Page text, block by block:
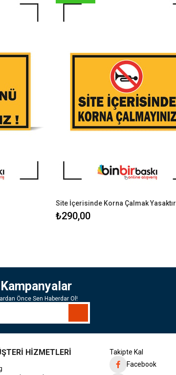
Site İçerisinde Korna Çalmak Yasaktır
₺290,00
Önce Sen Haberdar Ol!
HİZMETLERİ
Takipte Kal
Facebook